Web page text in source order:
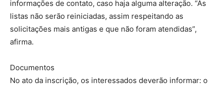
informações de contato, caso haja alguma alteração. “As
listas não serão reiniciadas, assim respeitando as
solicitações mais antigas e que não foram atendidas”,
afirma.
Documentos
No ato da inscrição, os interessados deverão informar: o